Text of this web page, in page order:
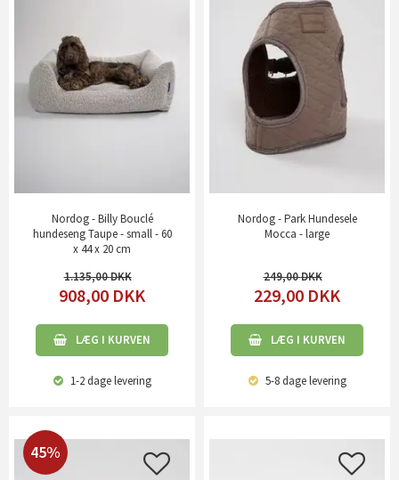
Nordog - Billy Bouclé
hundeseng Taupe - small - 60
x 44 x 20 cm
1.135,00
908,00 DKK
LÆG I KURVEN
1-2 dagelevering
Nordog - Park Hundesele
Mocca - large
249,00
229,00 DKK
LÆG I KURVEN
5-8 dagelevering
45%